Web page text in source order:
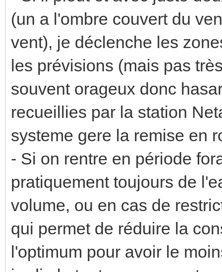
(un a l'ombre couvert du
vent), je déclenche les
les prévisions (mais pas
souvent orageux donc
recueillies par la station
systeme gere la remise en
- Si on rentre en période
pratiquement toujours de
volume, ou en cas de
qui permet de réduire la
l'optimum pour avoir le